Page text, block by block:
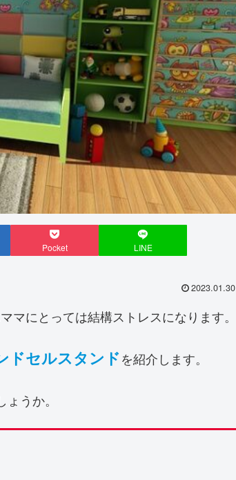
Pocket LINE
2023.01.30
にとっては結構ストレスになります。
ドセルスタンドを紹介します。
うか。